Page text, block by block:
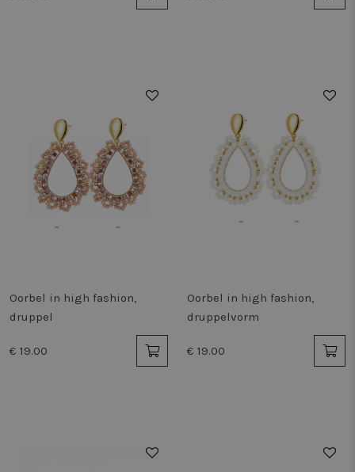
Oorbel in high fashion,
druppel
€ 19.00
Oorbel in high fashion,
druppelvorm
€ 19.00